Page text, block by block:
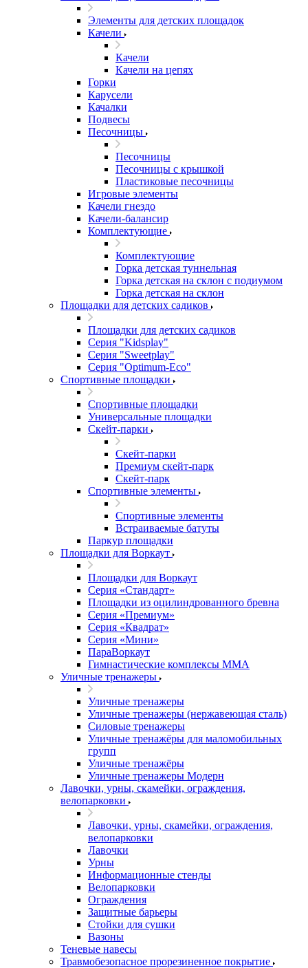
Элементы для детских площадок
Качели
Качели
Качели на цепях
Горки
Карусели
Качалки
Подвесы
Песочницы
Песочницы
Песочницы с крышкой
Пластиковые песочницы
Игровые элементы
Качели гнездо
Качели-балансир
Комплектующие
Комплектующие
Горка детская туннельная
Горка детская на склон с подиумом
Горка детская на склон
Площадки для детских садиков
Площадки для детских садиков
Серия "Kidsplay"
Серия "Sweetplay"
Серия "Оptimum-Еco"
Спортивные площадки
Спортивные площадки
Универсальные площадки
Скейт-парки
Скейт-парки
Премиум скейт-парк
Скейт-парк
Спортивные элементы
Спортивные элементы
Встраиваемые батуты
Паркур площадки
Площадки для Воркаут
Площадки для Воркаут
Серия «Стандарт»
Площадки из оцилиндрованного бревна
Серия «Премиум»
Серия «Квадрат»
Серия «Мини»
ПараВоркаут
Гимнастические комплексы ММА
Уличные тренажеры
Уличные тренажеры
Уличные тренажеры (нержавеющая сталь)
Силовые тренажеры
Уличные тренажёры для маломобильных
групп
Уличные тренажёры
Уличные тренажеры Модерн
Лавочки, урны, скамейки, ограждения,
велопарковки
Лавочки, урны, скамейки, ограждения,
велопарковки
Лавочки
Урны
Информационные стенды
Велопарковки
Ограждения
Защитные барьеры
Стойки для сушки
Вазоны
Теневые навесы
Травмобезопасное прорезиненное покрытие